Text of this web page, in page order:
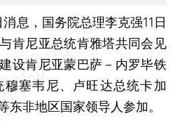
息，国务院总理李克强11日
肯尼亚总统肯雅塔共同会见
设肯尼亚蒙巴萨－内罗毕铁
塞韦尼、卢旺达总统卡加
东非地区国家领导人参加。